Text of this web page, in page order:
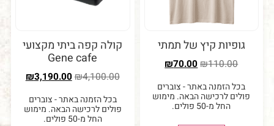
של תמתי
₪70.00
באתר - צוברים
הבאה. מימוש
קולה קפה ביתי מקצועי
₪3,190.00
בכל הזמנה באתר - צוברים
פולים לרכישה הבאה. מימוש